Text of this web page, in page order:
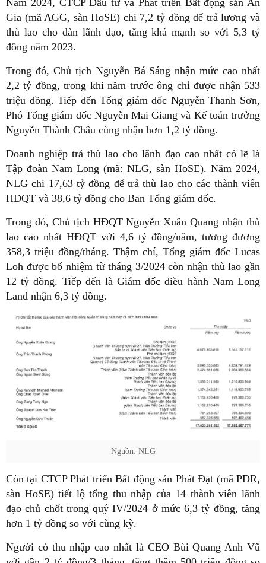
Năm 2024, CTCP Đầu tư và Phát triển Bất động sản An
Gia (mã AGG, sàn HoSE) chi 7,2 tỷ đồng để trả lương và
thù lao cho dàn lãnh đạo, tăng khá mạnh so với 5,3 tỷ
đồng năm 2023.
Trong đó, Chủ tịch Nguyễn Bá Sáng nhận mức cao nhất
2,2 tỷ đồng, trong khi năm trước ông chỉ được nhận 533
triệu đồng. Tiếp đến Tổng giám đốc Nguyễn Thanh Sơn,
Phó Tổng giám đốc Nguyễn Mai Giang và Kế toán trưởng
Nguyễn Thành Châu cùng nhận hơn 1,2 tỷ đồng.
Doanh nghiệp trả thù lao cho lãnh đạo cao nhất có lẽ là
Tập đoàn Nam Long (mã: NLG, sàn HoSE). Năm 2024,
NLG chi 17,63 tỷ đồng để trả thù lao cho các thành viên
HĐQT và 38,6 tỷ đồng cho Ban Tổng giám đốc.
Trong đó, Chủ tịch HĐQT Nguyễn Xuân Quang nhận thù
lao cao nhất HĐQT với 4,6 tỷ đồng/năm, tương đương
358,3 triệu đồng/tháng. Thậm chí, Tổng giám đốc Lucas
Loh được bổ nhiệm từ tháng 3/2024 còn nhận thù lao gần
12 tỷ đồng. Tiếp đến là Giám đốc điều hành Nam Long
Land nhận 6,3 tỷ đồng.
Nguồn: NLG
Còn tại CTCP Phát triển Bất động sản Phát Đạt (mã PDR,
sàn HoSE) tiết lộ tổng thu nhập của 14 thành viên lãnh
đạo chủ chốt trong quý IV/2024 ở mức 6,3 tỷ đồng, tăng
hơn 1 tỷ đồng so với cùng kỳ.
Người có thu nhập cao nhất là CEO Bùi Quang Anh Vũ